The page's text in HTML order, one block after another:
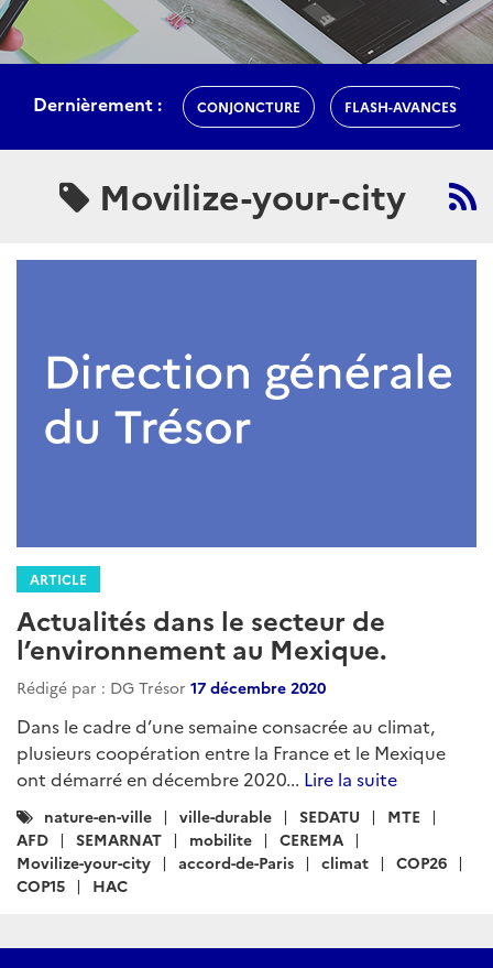
Dernièrement : CONJONCTURE FLASH-AVANCES
Movilize-your-city
ARTICLE
Actualités dans le secteur de
l’environnement au Mexique.
Rédigé par : DG Trésor 17 décembre 2020
Dans le cadre d’une semaine consacrée au climat,
plusieurs coopération entre la France et le Mexique
ont démarré en décembre 2020... Lire la suite
Catégories
:
nature-en-ville ville-durable SEDATU
MTE
AFD
SEMARNAT mobilite
CEREMA
Movilize-your-city
accord-de-Paris climat
COP26
COP15
HAC